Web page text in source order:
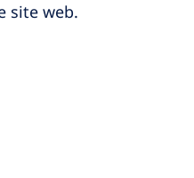
site web.